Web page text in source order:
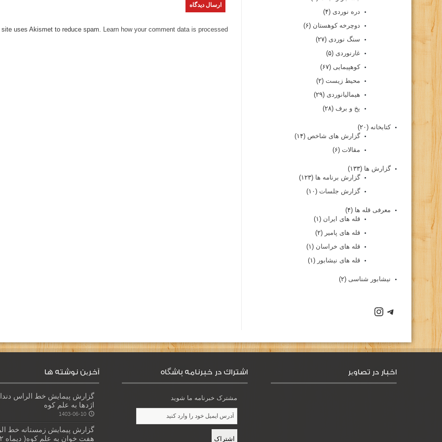
uses Akismet to reduce spam. Learn how your comment data is processed.
دره نوردی (۴)
دوچرخه کوهستان (۶)
سنگ نوردی (۲۷)
غارنوردی (۵)
کوهپیمایی (۶۷)
محیط زیست (۲)
هیمالیانوردی (۲۹)
یخ و برف (۲۸)
کتابخانه (۲۰)
گزارش های شاخص (۱۴)
مقالات (۶)
گزارش ها (۱۳۳)
گزارش برنامه ها (۱۲۳)
گزارش جلسات (۱۰)
معرفی قله ها (۴)
قله های ایران (۱)
قله های پامیر (۲)
قله های خراسان (۱)
قله های نیشابور (۱)
نیشابور شناسی (۲)
اخبار در تصاویر اشتراك در خبرنامه باشگاه
مشترک خبرنامه ما شوید
آخرین نوشته ها
گزارش پیمایش خط الراس
اژدها به علم کوه
1403-06-10
گزارش پیمایش زمستانه خط
هفت خوان به علم کوه( دیماه ۱۴۰۲)